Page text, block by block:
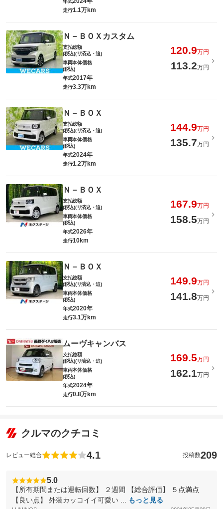
走行1.1万km
Ｎ－ＢＯＸカスタム
支払総額
(税込)(リ済込・追)
120.9万円
車両本体価格
(税込)
113.2万円
年式2017年
走行3.3万km
Ｎ－ＢＯＸ
支払総額
(税込)(リ済込・追)
144.9万円
車両本体価格
(税込)
135.7万円
年式2024年
走行1.2万km
Ｎ－ＢＯＸ
支払総額
(税込)(リ済込・追)
167.9万円
車両本体価格
(税込)
158.5万円
年式2026年
走行10km
Ｎ－ＢＯＸ
支払総額
(税込)(リ済込・追)
149.9万円
車両本体価格
(税込)
141.8万円
年式2020年
走行3.1万km
ムーヴキャンバス
支払総額
(税込)(リ済込・追)
169.5万円
車両本体価格
(税込)
162.1万円
年式2024年
走行0.8万km
クルマのクチコミ
レビュー総合 4.1 投稿数209
5.0
【所有期間または運転回数】 ２週間 【総合評価】 ５点満点
【良い点】 外装カッコイイ可愛い ...
もっと見る